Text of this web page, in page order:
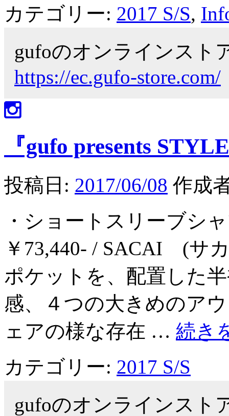
カテゴリー: 2017 S/S,
gufoのオンラインスト
https://ec.gufo-store.com/
『gufo presents
投稿日: 2017/06/08 作成
・ショートスリーブ
￥73,440- / SACAI (サ
ポケットを、配置した
感、４つの大きめのア
ェアの様な存在 … 続き
カテゴリー: 2017 S/S
gufoのオンラインスト